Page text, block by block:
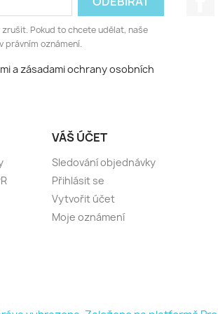
Pokud to chcete udělat, naše
právním oznámení.
a zásadami ochrany osobních
VÁŠ ÚČET
Sledování objednávky
Přihlásit se
Vytvořit účet
Moje oznámení